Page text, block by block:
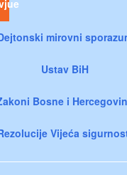
mirovni
Ustav BiH
Bosne i
Vijeća